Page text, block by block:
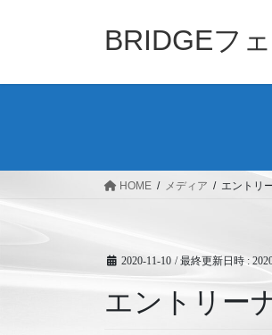
プ
動
BRIDGEフ
HOME メディア エントリ
2020-11-10 / 最終更新日時 :
エントリー